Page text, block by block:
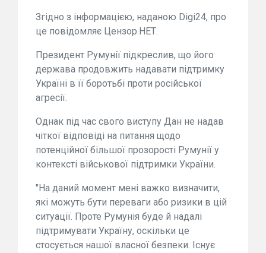
Згідно з інформацією, наданою Digi24, про
це повідомляє Цензор.НЕТ.
Президент Румунії підкреслив, що його
держава продовжить надавати підтримку
Україні в її боротьбі проти російської
агресії.
Однак під час свого виступу Дан не надав
чіткої відповіді на питання щодо
потенційної більшої прозорості Румунії у
контексті військової підтримки України.
"На даний момент мені важко визначити,
які можуть бути переваги або ризики в цій
ситуації. Проте Румунія буде й надалі
підтримувати Україну, оскільки це
стосується нашої власної безпеки. Існує